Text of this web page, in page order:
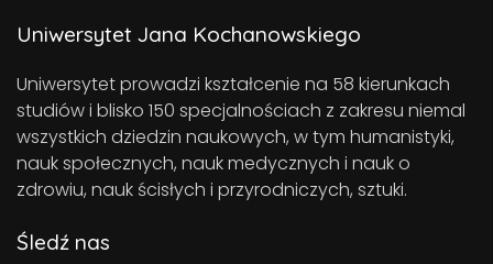
Uniwersytet Jana Kochanowskiego
Uniwersytet prowadzi kształcenie na 58 kierunkach
studiów i blisko 150 specjalnościach z zakresu niemal
wszystkich dziedzin naukowych, w tym humanistyki,
nauk społecznych, nauk medycznych i nauk o
zdrowiu, nauk ścisłych i przyrodniczych, sztuki.
Śledź nas